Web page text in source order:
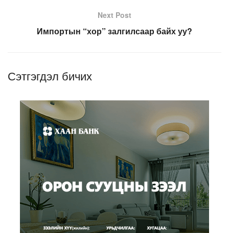
Next Post
Импортын “хор” залгилсаар байх уу?
Сэтгэгдэл бичих